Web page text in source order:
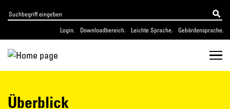
Login. Downloadbereich. Leichte Sprache. Gebärdensprache.
Überblick